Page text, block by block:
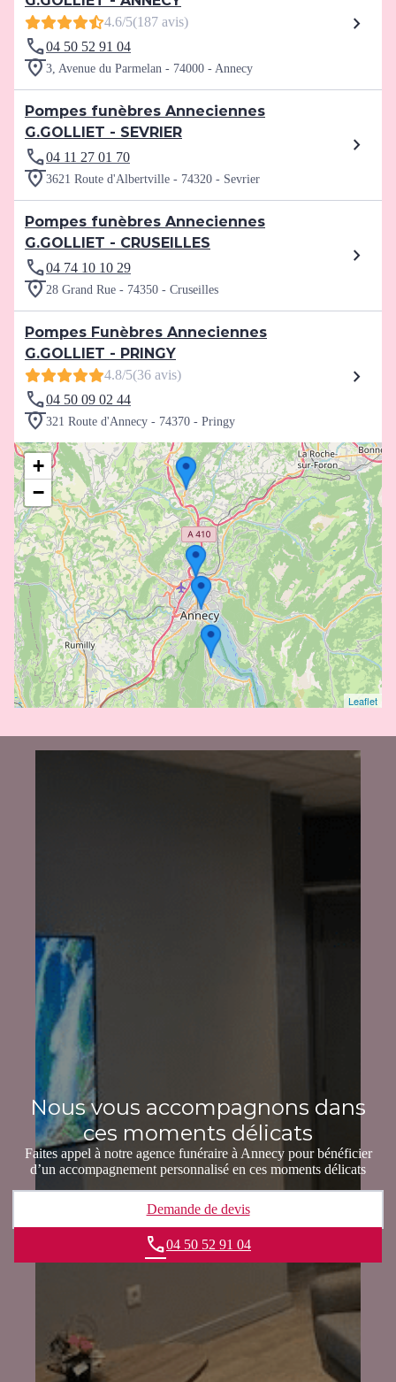
4.6/5(187 avis)
04 50 52 91 04
3, Avenue du Parmelan - 74000 - Annecy
Pompes funèbres Anneciennes
G.GOLLIET - SEVRIER
04 11 27 01 70
3621 Route d'Albertville - 74320 - Sevrier
Pompes funèbres Anneciennes
G.GOLLIET - CRUSEILLES
04 74 10 10 29
28 Grand Rue - 74350 - Cruseilles
Pompes Funèbres Anneciennes
G.GOLLIET - PRINGY
4.8/5(36 avis)
04 50 09 02 44
321 Route d'Annecy - 74370 - Pringy
+
−
Leaflet
Nous vous accompagnons dans
ces moments délicats
Faites appel à notre agence funéraire à Annecy pour bénéficier
d’un accompagnement personnalisé en ces moments délicats
Demande de devis
04 50 52 91 04